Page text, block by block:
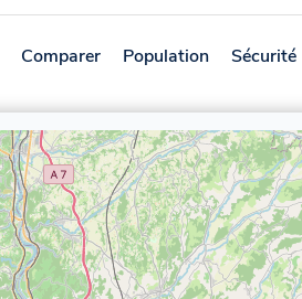
Comparer Population Sécurité